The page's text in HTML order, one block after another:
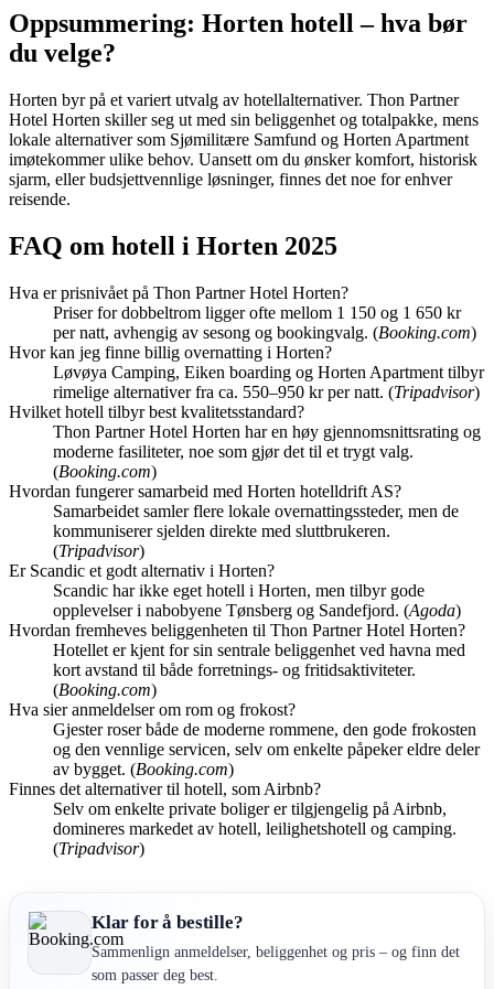
Oppsummering: Horten hotell – hva bør
du velge?
Horten byr på et variert utvalg av hotellalternativer. Thon Partner
Hotel Horten skiller seg ut med sin beliggenhet og totalpakke, mens
lokale alternativer som Sjømilitære Samfund og Horten Apartment
imøtekommer ulike behov. Uansett om du ønsker komfort, historisk
sjarm, eller budsjettvennlige løsninger, finnes det noe for enhver
reisende.
FAQ om hotell i Horten 2025
Hva er prisnivået på Thon Partner Hotel Horten?
Priser for dobbeltrom ligger ofte mellom 1 150 og 1 650 kr
per natt, avhengig av sesong og bookingvalg. (Booking.com)
Hvor kan jeg finne billig overnatting i Horten?
Løvøya Camping, Eiken boarding og Horten Apartment tilbyr
rimelige alternativer fra ca. 550–950 kr per natt. (Tripadvisor)
Hvilket hotell tilbyr best kvalitetsstandard?
Thon Partner Hotel Horten har en høy gjennomsnittsrating og
moderne fasiliteter, noe som gjør det til et trygt valg.
(Booking.com)
Hvordan fungerer samarbeid med Horten hotelldrift AS?
Samarbeidet samler flere lokale overnattingssteder, men de
kommuniserer sjelden direkte med sluttbrukeren.
(Tripadvisor)
Er Scandic et godt alternativ i Horten?
Scandic har ikke eget hotell i Horten, men tilbyr gode
opplevelser i nabobyene Tønsberg og Sandefjord. (Agoda)
Hvordan fremheves beliggenheten til Thon Partner Hotel Horten?
Hotellet er kjent for sin sentrale beliggenhet ved havna med
kort avstand til både forretnings- og fritidsaktiviteter.
(Booking.com)
Hva sier anmeldelser om rom og frokost?
Gjester roser både de moderne rommene, den gode frokosten
og den vennlige servicen, selv om enkelte påpeker eldre deler
av bygget. (Booking.com)
Finnes det alternativer til hotell, som Airbnb?
Selv om enkelte private boliger er tilgjengelig på Airbnb,
domineres markedet av hotell, leilighetshotell og camping.
(Tripadvisor)
Klar for å bestille?
Sammenlign anmeldelser, beliggenhet og pris – og finn det
som passer deg best.